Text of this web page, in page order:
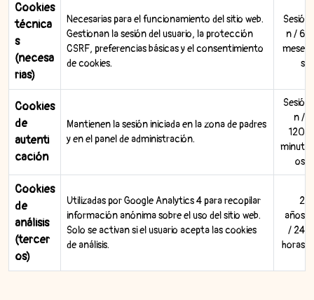
Cookies
técnica
s
(necesa
rias)
Necesarias para el funcionamiento del sitio web.
Gestionan la sesión del usuario, la protección
CSRF, preferencias básicas y el consentimiento
de cookies.
Sesió
n / 6
mese
s
Cookies
de
autenti
cación
Mantienen la sesión iniciada en la zona de padres
y en el panel de administración.
Sesió
n /
120
minut
os
Cookies
de
análisis
(tercer
os)
Utilizadas por Google Analytics 4 para recopilar
información anónima sobre el uso del sitio web.
Solo se activan si el usuario acepta las cookies
de análisis.
2
años
/ 24
horas